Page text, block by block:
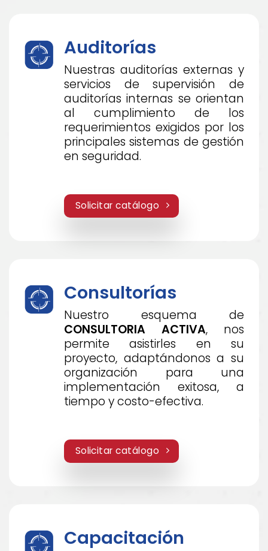
Auditorías
Nuestras auditorías externas y
servicios de supervisión de
auditorías internas se orientan
al cumplimiento de los
requerimientos exigidos por los
principales sistemas de gestión
en seguridad.
Solicitar catálogo
Consultorías
Nuestro esquema de
CONSULTORIA ACTIVA, nos
permite asistirles en su
proyecto, adaptándonos a su
organización para una
implementación exitosa, a
tiempo y costo-efectiva.
Solicitar catálogo
Capacitación